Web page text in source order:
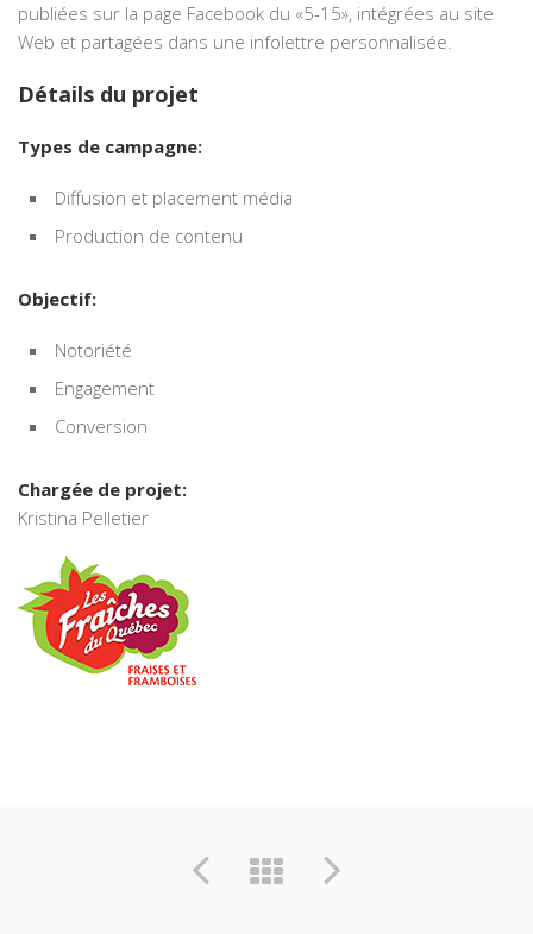
publiées sur la page Facebook du «5-15», intégrées au site
Web et partagées dans une infolettre personnalisée.
Détails du projet
Types de campagne:
Diffusion et placement média
Production de contenu
Objectif:
Notoriété
Engagement
Conversion
Chargée de projet:
Kristina Pelletier